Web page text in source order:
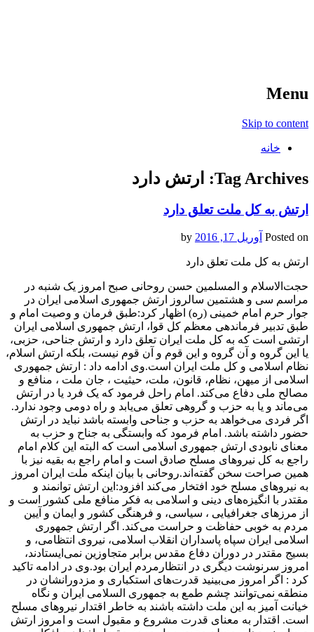
Menu
Skip to content
خانه
Tag Archives: ارتش دارد
ارتش به کل ملت تعلق دارد
Posted on آوریل 17, 2016
ارتش به کل ملت تعلق دارد
حجت‌الاسلام و المسلمین حسن روحانی صبح امروز یک شنبه در
مراسم سی و هشتمین سالروز ارتش جمهوری اسلامی ایران در
جوار حرم امام خمینی (ره) اظهار کرد:‌طبق فرمان و وصیت امام و
طبق تدبیر فرماندهی معظم کل قوا، ارتش جمهوری اسلامی ایران
ارتشی است که به کل ملت ایران تعلق دارد و ارتش جناحی، حزبی،
یا این گروه و آن گروه و این قوم و آن قوم نیست، بلکه ارتش اسلام،
نظام اسلامی و کل ملت ایران است.وی ادامه داد : ارتش جمهوری
اسلامی از میهن، نظام، قانون، ملت، حیثیت ، جان ملت ، منافع و
مصالح ملی دفاع می‌کند. امام راحل فرمود که یک فرد یا در ارتش
می‌ماند و یا به حزب و گروهی تعلق می‌یابد و راه دومی وجود ندارد.
اگر فردی می‌خواهد به حزب و جناحی وابسته باشد نباید در ارتش
حضور داشته باشد. امام فرمود که وابستگی به جناح و حزب به
معنای نابودی ارتش جمهوری اسلامی است که البته این کلام امام
راجع به کل نیروهای مسلح صادق است و امام راجع به بقیه نیز با
همین صراحت سخن گفته‌اند.روحانی با بیان اینکه ملت ایران امروز
به نیروهای مسلح خود افتخار می‌کند افزود:‌این ارتش توانمند و
مقتدر با انگیزه‌های دینی و اسلامی به فکر منافع ملی کشور است و
از مرزهای جغرافیایی ، سیاسی، و فرهنگی کشور و ایمان و آیین
مردم به خوبی حفاظت و حراست می‌کند. اگر ارتش جمهوری
اسلامی ایران سپاه پاسداران انقلاب اسلامی، نیروی انتظامی، و
بسیج مقتدر در دوران دفاع مقدس برابر متجاوزین نمی‌ایستادند،
امروز سرنوشت دیگری در انتظارمردم ایران بود.وی در ادامه تاکید
کرد : اگر امروز می‌بینید قدرت‌های استکباری و مزدورانشان در
منطقه نمی‌توانند چشم طمع به جمهوری السلامی ایران و نگاه
خیانت آمیز به این ملت داشته باشند به خاطر اقتدار نیروهای مسلح
است. اقتدار به معنای قدرت مشروع و مقبول است و امروز ارتش